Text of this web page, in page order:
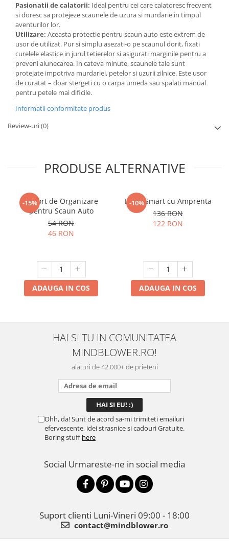
Pasionatii de calatorii: Ideal pentru cei care calatoresc frecvent
si doresc sa protejeze scaunele de uzura si murdarie in timpul
aventurilor lor.
Utilizare: Aceasta protectie pentru scaun auto este extrem de
usor de utilizat. Pur si simplu asezati-o pe scaunul dorit, fixati
curelele elastice in jurul tetierelor si asigurati marginile pentru a
preveni alunecarea. In cateva minute, scaunele tale sunt
protejate impotriva murdariei, petelor si uzurii zilnice. Este usor
de curatat – doar stergeti cu o carpa umeda sau spalati manual
pentru petele mai dificile.
Informatii conformitate produs
Review-uri(0)
PRODUSE ALTERNATIVE
-15%
Suport de Organizare
pentru Scaun Auto
54 RON
46 RON
ADAUGA IN COS
-10%
Lacat Smart cu Amprenta
136 RON
122 RON
ADAUGA IN COS
HAI SI TU IN COMUNITATEA
MINDBLOWER.RO!
alaturi de 42.000+ de prieteni
Ohh, da! Sunt de acord sa-mi trimiteti emailuri
efervescente, idei strasnice si cadouri Gratuite.
Boring stuffhere
Social Urmareste-ne in social media
Suport clienti Luni-Vineri 09:00 - 18:00
contact@mindblower.ro